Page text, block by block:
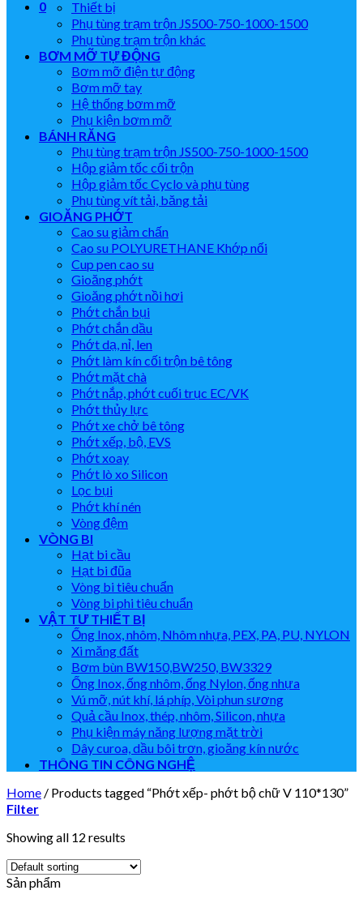
0
Thiết bị
Phụ tùng trạm trộn JS500-750-1000-1500
Phụ tùng trạm trộn khác
BƠM MỠ TỰ ĐỘNG
Bơm mỡ điện tự động
Bơm mỡ tay
Hệ thống bơm mỡ
Phụ kiện bơm mỡ
BÁNH RĂNG
Phụ tùng trạm trộn JS500-750-1000-1500
Hộp giảm tốc cối trộn
Hộp giảm tốc Cyclo và phụ tùng
Phụ tùng vít tải, băng tải
GIOĂNG PHỚT
Cao su giảm chấn
Cao su POLYURETHANE Khớp nối
Cup pen cao su
Gioăng phớt
Gioăng phớt nồi hơi
Phớt chắn bụi
Phớt chắn dầu
Phớt dạ, nỉ, len
Phớt làm kín cối trộn bê tông
Phớt mặt chà
Phớt nắp, phớt cuối trục EC/VK
Phớt thủy lực
Phớt xe chở bê tông
Phớt xếp, bộ, EVS
Phớt xoay
Phớt lò xo Silicon
Lọc bụi
Phớt khí nén
Vòng đệm
VÒNG BI
Hạt bi cầu
Hạt bi đũa
Vòng bi tiêu chuẩn
Vòng bi phi tiêu chuẩn
VẬT TƯ THIẾT BỊ
Ống Inox, nhôm, Nhôm nhựa, PEX, PA, PU, NYLON
Xi măng đất
Bơm bùn BW150,BW250, BW3329
Ống Inox, ống nhôm, ống Nylon, ống nhựa
Vú mỡ, nút khí, lá phíp, Vòi phun sương
Quả cầu Inox, thép, nhôm, Silicon, nhựa
Phụ kiện máy năng lượng mặt trời
Dây curoa, dầu bôi trơn, gioăng kín nước
THÔNG TIN CÔNG NGHỆ
Home / Products tagged “Phớt xếp- phớt bộ chữ V 110*130”
Filter
Showing all 12 results
Sản phẩm